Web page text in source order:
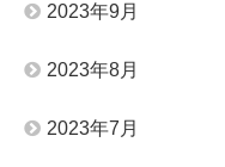
2023年9月
2023年8月
2023年7月